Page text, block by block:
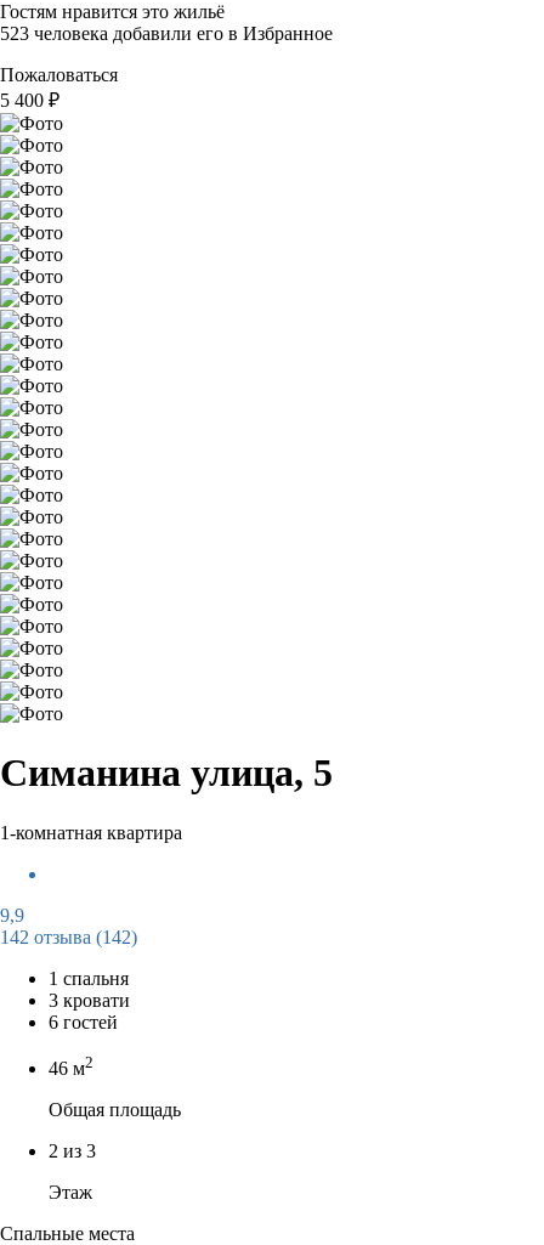
Гостям нравится это жильё
523 человека добавили его в Избранное
Пожаловаться
5 400 ₽
Симанина улица, 5
1-комнатная квартира
9,9
142 отзыва (142)
1 спальня
3 кровати
6 гостей
46 м2
Общая площадь
2 из 3
Этаж
Спальные места